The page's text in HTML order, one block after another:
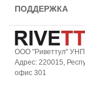
ПОДДЕРЖКА
ООО "Риветтул"
Адрес: 220015,
офис 301